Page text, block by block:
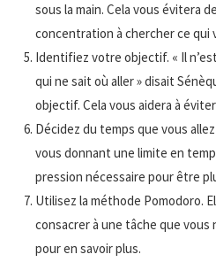
sous la main. Cela vous évitera
concentration à chercher ce qui
Identifiez votre objectif. « Il
qui ne sait où aller » disait
objectif. Cela vous aidera à
Décidez du temps que vous
vous donnant une limite en
pression nécessaire pour être
Utilisez la méthode Pomodoro.
consacrer à une tâche que vous
pour en savoir plus.